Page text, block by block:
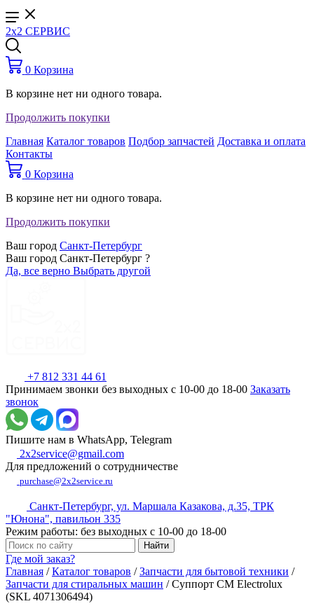
2x2 СЕРВИС
0 Корзина
В корзине нет ни одного товара.
Продолжить покупки
Главная Каталог товаров Подбор запчастей Доставка и оплата
Контакты
0 Корзина
В корзине нет ни одного товара.
Продолжить покупки
Ваш город Санкт-Петербург
Ваш город Санкт-Петербург ?
Да, все верно Выбрать другой
+7 812 331 44 61
Принимаем звонки без выходных с 10-00 до 18-00 Заказать
звонок
Пишите нам в WhatsApp, Telegram
2x2service@gmail.com
Для предложений о сотрудничестве
purchase@2x2service.ru
Санкт-Петербург, ул. Маршала Казакова, д.35, ТРК
"Юнона", павильон 335
Режим работы: без выходных с 10-00 до 18-00
Где мой заказ?
Главная /Каталог товаров /Запчасти для бытовой техники /
Запчасти для стиральных машин /Суппорт СМ Electrolux
(SKL 4071306494)